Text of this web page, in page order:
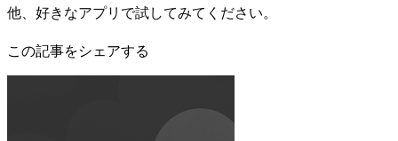
他、好きなアプリで試してみてください。
この記事をシェアする